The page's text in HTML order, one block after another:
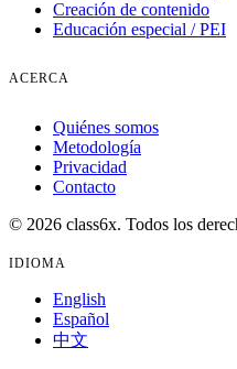
Creación de contenido
Educación especial / PEI
ACERCA
Quiénes somos
Metodología
Privacidad
Contacto
© 2026 class6x. Todos los
IDIOMA
English
Español
中文